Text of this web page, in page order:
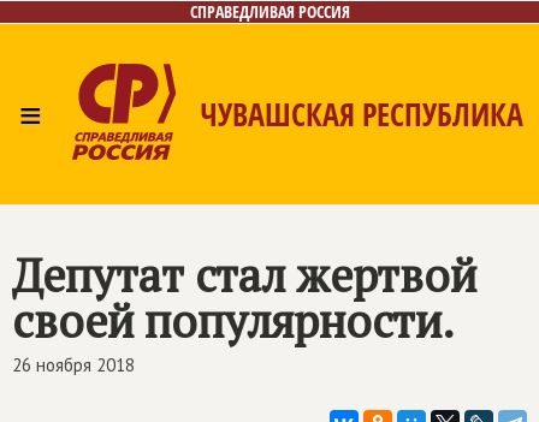
СПРАВЕДЛИВАЯ РОССИЯ
≡ ЧУВАШСКАЯ РЕСПУБЛИКА
Депутат стал жертвой
своей популярности.
26 ноября 2018